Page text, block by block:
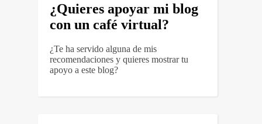
¿Quieres apoyar mi blog
con un café virtual?
¿Te ha servido alguna de mis
recomendaciones y quieres mostrar tu
apoyo a este blog?